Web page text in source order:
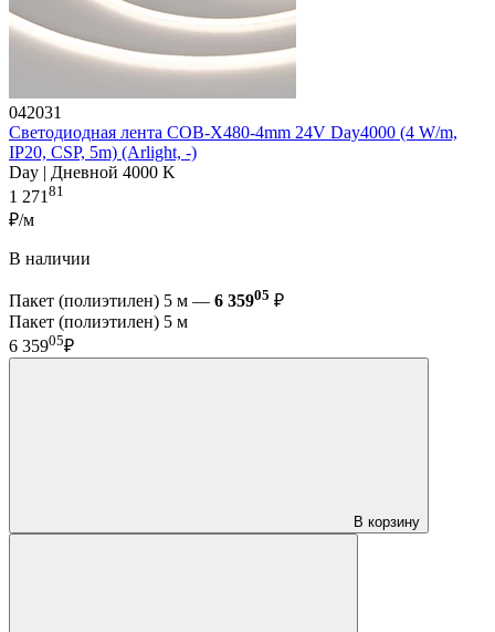
042031
Светодиодная лента COB-X480-4mm 24V Day4000 (4 W/m,
IP20, CSP, 5m) (Arlight, -)
Day | Дневной 4000 K
1 271 81
₽/м
В наличии
Пакет (полиэтилен) 5 м — 6 35905 ₽
Пакет (полиэтилен) 5 м
6 35905₽
В корзину